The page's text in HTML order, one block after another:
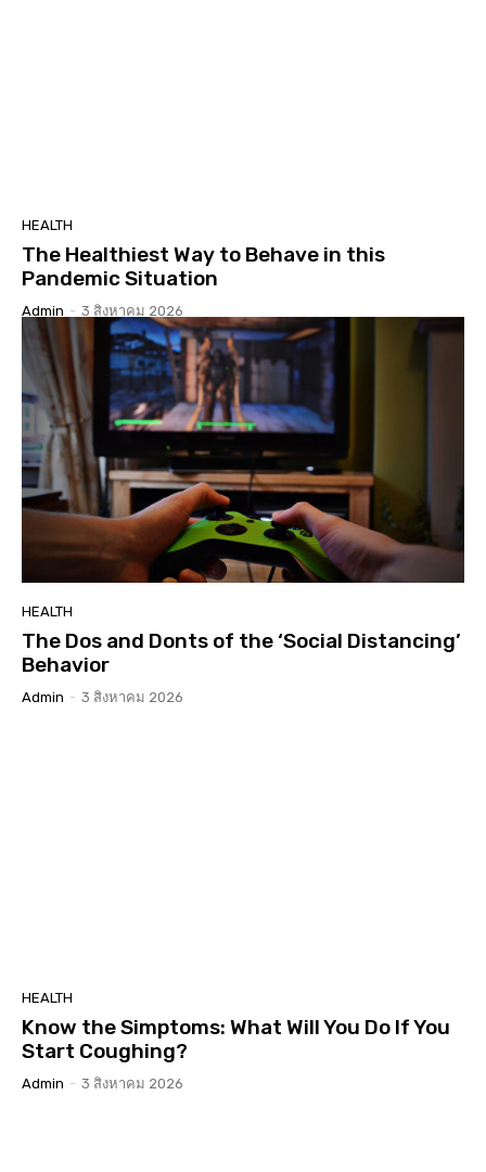
HEALTH
The Healthiest Way to Behave in this
Pandemic Situation
Admin - 3 สิงหาคม 2026
HEALTH
The Dos and Donts of the ‘Social Distancing’
Behavior
Admin - 3 สิงหาคม 2026
HEALTH
Know the Simptoms: What Will You Do If You
Start Coughing?
Admin - 3 สิงหาคม 2026